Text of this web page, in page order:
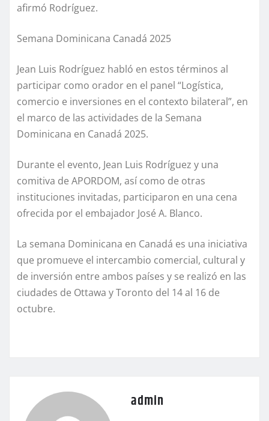
afirmó Rodríguez.
Semana Dominicana Canadá 2025
Jean Luis Rodríguez habló en estos términos al
participar como orador en el panel “Logística,
comercio e inversiones en el contexto bilateral”, en
el marco de las actividades de la Semana
Dominicana en Canadá 2025.
Durante el evento, Jean Luis Rodríguez y una
comitiva de APORDOM, así como de otras
instituciones invitadas, participaron en una cena
ofrecida por el embajador José A. Blanco.
La semana Dominicana en Canadá es una iniciativa
que promueve el intercambio comercial, cultural y
de inversión entre ambos países y se realizó en las
ciudades de Ottawa y Toronto del 14 al 16 de
octubre.
admin